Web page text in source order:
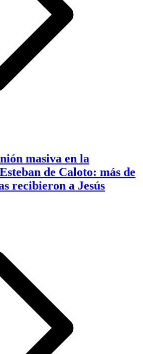
masiva en la
de Caloto: más de
recibieron a Jesús